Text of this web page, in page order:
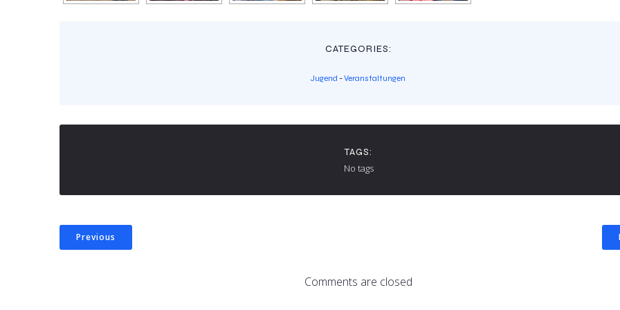
CATEGORIES:
Jugend -Veranstaltungen
TAGS:
No tags
Previous
Comments are closed